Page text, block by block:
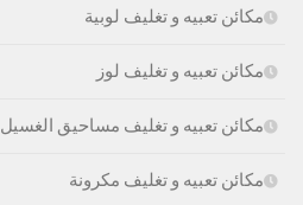
مكائن تعبيه و تغليف لوبية
مكائن تعبيه و تغليف لوز
مكائن تعبيه و تغليف مساحيق الغسيل
مكائن تعبيه و تغليف مكرونة